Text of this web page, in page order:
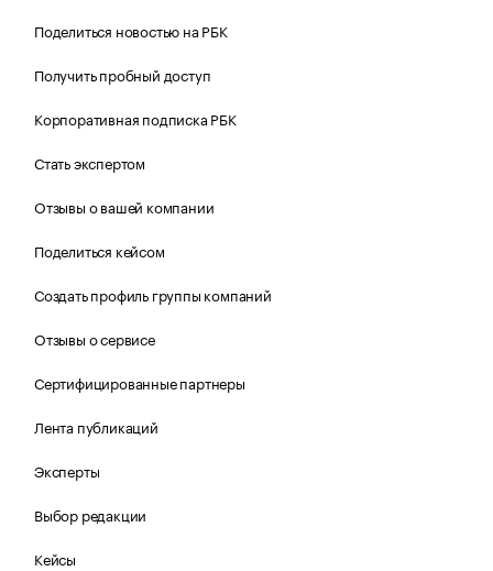
Поделиться новостью на РБК
Получить пробный доступ
Корпоративная подписка РБК
Стать экспертом
Отзывы о вашей компании
Поделиться кейсом
Создать профиль группы компаний
Отзывы о сервисе
Сертифицированные партнеры
Лента публикаций
Эксперты
Выбор редакции
Кейсы